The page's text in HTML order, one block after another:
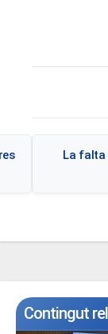
La falta
Contingut